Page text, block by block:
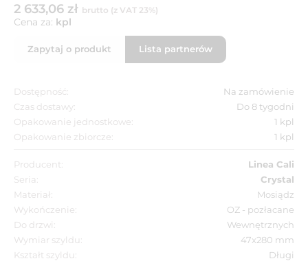
2 633,06 zł brutto (z VAT 23%)
Cena za: kpl
Zapytaj o produkt Lista partnerów
Dostępność:
Na zamówienie
Czas dostawy:
Do 8 tygodni
Opakowanie jednostkowe:
1 kpl
Opakowanie zbiorcze:
1 kpl
Producent:
Linea Cali
Seria:
Crystal
Materiał:
Mosiądz
Wykończenie:
OZ - pozłacane
Do drzwi:
Wewnętrznych
Wymiar szyldu:
47x280 mm
Kształt szyldu:
Długi